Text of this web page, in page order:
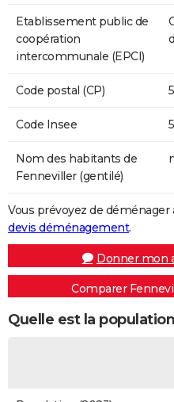
Etablissement public de
coopération
intercommunale (EPCI)
Code postal (CP)
Code Insee
Nom des habitants de
Fenneviller (gentilé)
Vous prévoyez de
devis déménagement.
Donner mon
Comparer
Quelle est la